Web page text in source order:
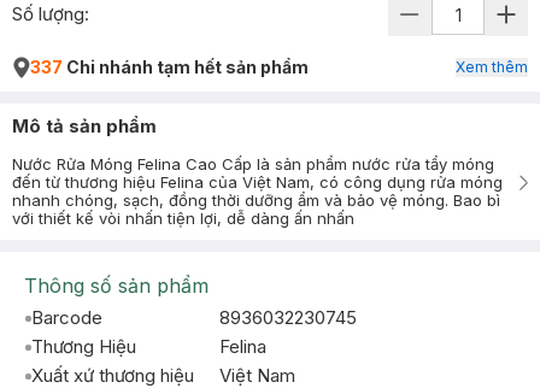
Số lượng:
337 Chi nhánh tạm hết sản phẩm Xem thêm
Mô tả sản phẩm
Nước Rửa Móng Felina Cao Cấp là sản phẩm nước rửa tẩy móng
đến từ thương hiệu Felina của Việt Nam, có công dụng rửa móng
nhanh chóng, sạch, đồng thời dưỡng ẩm và bảo vệ móng. Bao bì
với thiết kế vòi nhấn tiện lợi, dễ dàng ấn nhấn
Thông số sản phẩm
Barcode
8936032230745
Thương Hiệu
Felina
Xuất xứ thương hiệu
Việt Nam